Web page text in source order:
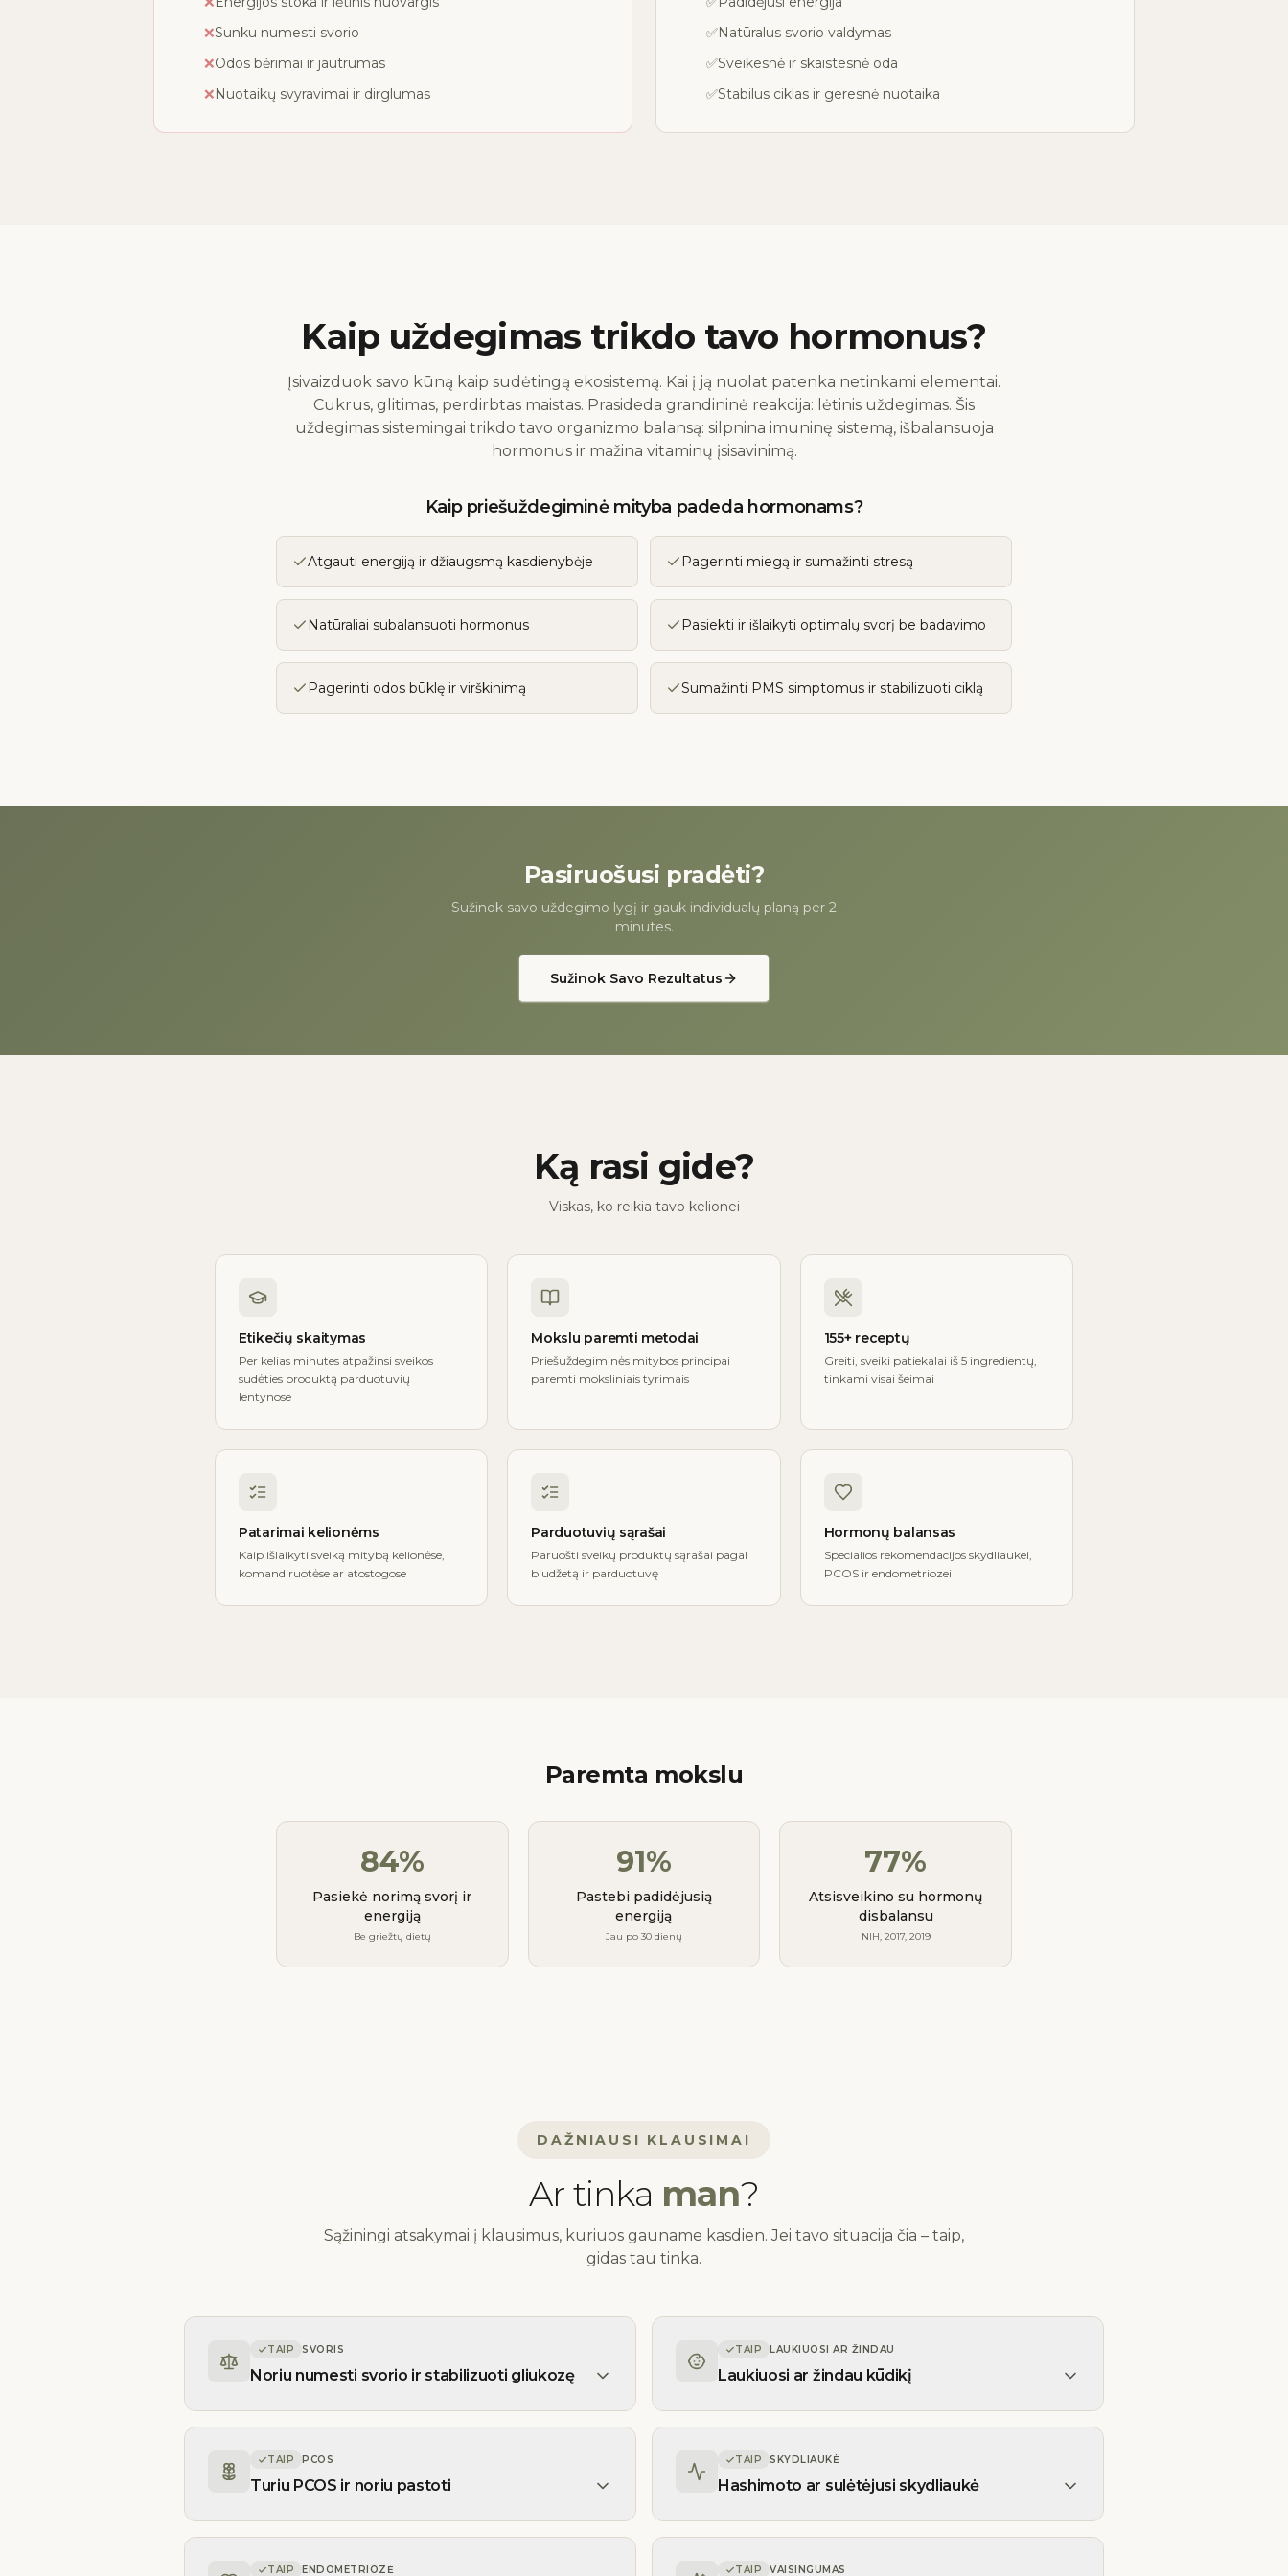
❌Sunku numesti svorio
❌Odos bėrimai ir jautrumas
❌Nuotaikų svyravimai ir dirglumas
✅Natūralus svorio valdymas
✅Sveikesnė ir skaistesnė oda
✅Stabilus ciklas ir geresnė nuotaika
Kaip uždegimas trikdo tavo hormonus?
Įsivaizduok savo kūną kaip sudėtingą ekosistemą. Kai į ją nuolat patenka netinkami elementai.
Cukrus, glitimas, perdirbtas maistas. Prasideda grandininė reakcija: lėtinis uždegimas. Šis
uždegimas sistemingai trikdo tavo organizmo balansą: silpnina imuninę sistemą, išbalansuoja
hormonus ir mažina vitaminų įsisavinimą.
Kaip priešuždegiminė mityba padeda hormonams?
Atgauti energiją ir džiaugsmą kasdienybėje Pagerinti miegą ir sumažinti stresą
Natūraliai subalansuoti hormonus Pasiekti ir išlaikyti optimalų svorį be badavimo
Pagerinti odos būklę ir virškinimą Sumažinti PMS simptomus ir stabilizuoti ciklą
Pasiruošusi pradėti?
Sužinok savo uždegimo lygį ir gauk individualų planą per 2
minutes.
Sužinok Savo Rezultatus
Ką rasi gide?
Viskas, ko reikia tavo kelionei
Etikečių skaitymas
Per kelias minutes atpažinsi sveikos
sudėties produktą parduotuvių
lentynose
Mokslu paremti metodai
Priešuždegiminės mitybos principai
paremti moksliniais tyrimais
155+ receptų
Greiti, sveiki patiekalai iš 5 ingredientų,
tinkami visai šeimai
Patarimai kelionėms
Kaip išlaikyti sveiką mitybą kelionėse,
komandiruotėse ar atostogose
Parduotuvių sąrašai
Paruošti sveikų produktų sąrašai pagal
biudžetą ir parduotuvę
Hormonų balansas
Specialios rekomendacijos skydliaukei,
PCOS ir endometriozei
Paremta mokslu
84%
Pasiekė norimą svorį ir
energiją
Be griežtų dietų
91%
Pastebi padidėjusią
energiją
Jau po 30 dienų
77%
Atsisveikino su hormonų
disbalansu
NIH, 2017, 2019
DAŽNIAUSI KLAUSIMAI
Ar tinka man?
Sąžiningi atsakymai į klausimus, kuriuos gauname kasdien. Jei tavo situacija čia – taip,
gidas tau tinka.
TAIP SVORIS
Noriu numesti svorio ir stabilizuoti gliukozę
TAIP LAUKIUOSI AR ŽINDAU
Laukiuosi ar žindau kūdikį
TAIP PCOS
Turiu PCOS ir noriu pastoti
TAIP SKYDLIAUKĖ
Hashimoto ar sulėtėjusi skydliaukė
TAIP ENDOMETRIOZĖ TAIP VAISINGUMAS